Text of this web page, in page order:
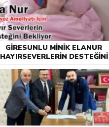
GIRESUNLU MINIK ELANUR
HAYIRSEVERLERIN DESTEĞINI